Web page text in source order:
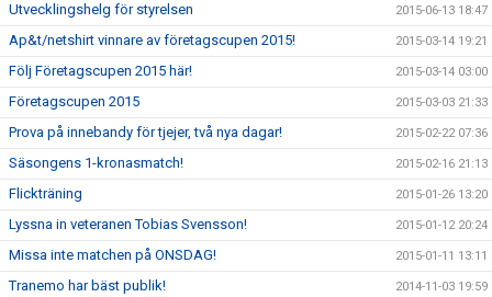
Utvecklingshelg för styrelsen 2015-06-13 18:47
Ap&t/netshirt vinnare av företagscupen 2015! 2015-03-14 19:21
Följ Företagscupen 2015 här! 2015-03-14 03:00
Företagscupen 2015 2015-03-03 21:33
Prova på innebandy för tjejer, två nya dagar! 2015-02-22 07:36
Säsongens 1-kronasmatch! 2015-02-16 21:13
Flickträning 2015-01-26 13:20
Lyssna in veteranen Tobias Svensson! 2015-01-12 20:24
Missa inte matchen på ONSDAG! 2015-01-11 13:11
Tranemo har bäst publik! 2014-11-03 19:59